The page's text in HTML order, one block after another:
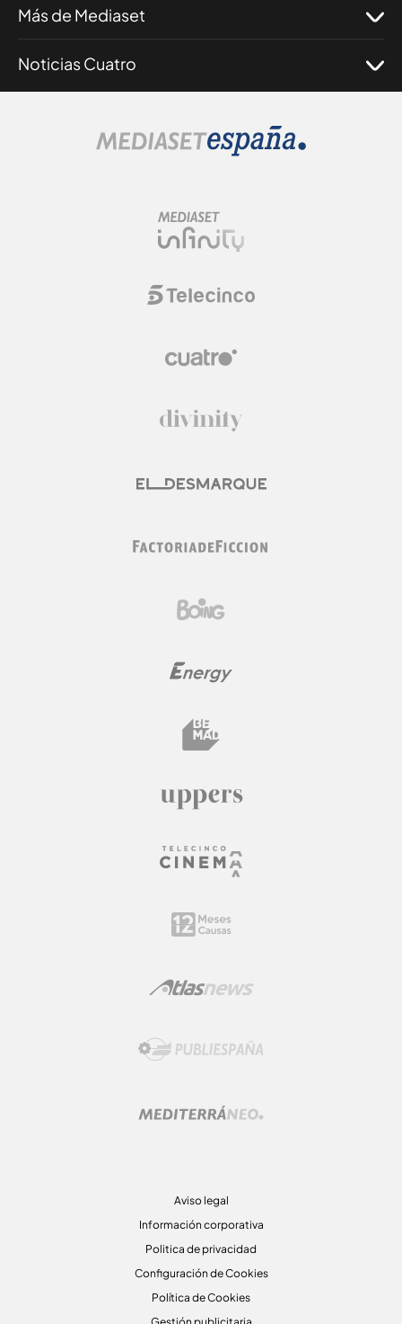
Más de Mediaset
Noticias Cuatro
Aviso legal
Información corporativa
Politica de privacidad
Configuración de Cookies
Política de Cookies